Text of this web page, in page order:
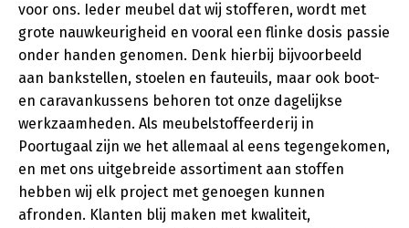
voor ons. Ieder meubel dat wij stofferen, wordt met
grote nauwkeurigheid en vooral een flinke dosis passie
onder handen genomen. Denk hierbij bijvoorbeeld
aan bankstellen, stoelen en fauteuils, maar ook boot-
en caravankussens behoren tot onze dagelijkse
werkzaamheden. Als meubelstoffeerderij in
Poortugaal zijn we het allemaal al eens tegengekomen,
en met ons uitgebreide assortiment aan stoffen
hebben wij elk project met genoegen kunnen
afronden. Klanten blij maken met kwaliteit,